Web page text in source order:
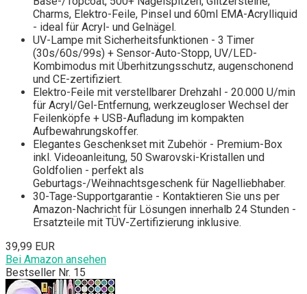
Charms, Elektro-Feile, Pinsel und 60ml EMA-Acrylliquid
- ideal für Acryl- und Gelnägel.
UV-Lampe mit Sicherheitsfunktionen - 3 Timer
(30s/60s/99s) + Sensor-Auto-Stopp, UV/LED-
Kombimodus mit Überhitzungsschutz, augenschonend
und CE-zertifiziert.
Elektro-Feile mit verstellbarer Drehzahl - 20.000 U/min
für Acryl/Gel-Entfernung, werkzeugloser Wechsel der
Feilenköpfe + USB-Aufladung im kompakten
Aufbewahrungskoffer.
Elegantes Geschenkset mit Zubehör - Premium-Box
inkl. Videoanleitung, 50 Swarovski-Kristallen und
Goldfolien - perfekt als
Geburtags-/Weihnachtsgeschenk für Nagelliebhaber.
30-Tage-Supportgarantie - Kontaktieren Sie uns per
Amazon-Nachricht für Lösungen innerhalb 24 Stunden -
Ersatzteile mit TÜV-Zertifizierung inklusive.
39,99 EUR
Bei Amazon ansehen
Bestseller Nr. 15